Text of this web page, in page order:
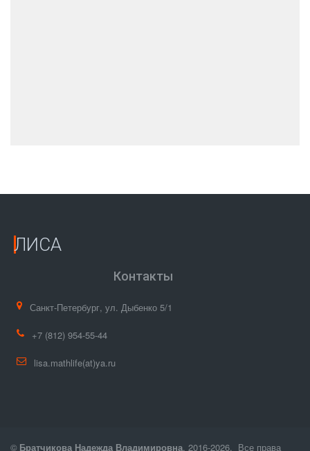
ЛИСА
Контакты
Санкт-Петербург, ул. Дыбенко 5/1
+7 (812) 954-55-44
lisa.mathlife(at)ya.ru
© Братчикова Надежда Владимировна, 2016-2026.  Все права